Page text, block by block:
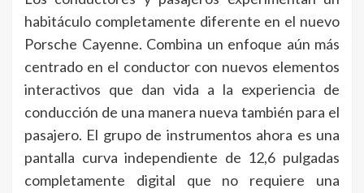
habitáculo completamente diferente en el nuevo
Porsche Cayenne. Combina un enfoque aún más
centrado en el conductor con nuevos elementos
interactivos que dan vida a la experiencia de
conducción de una manera nueva también para el
pasajero. El grupo de instrumentos ahora es una
pantalla curva independiente de 12,6 pulgadas
completamente digital que no requiere una